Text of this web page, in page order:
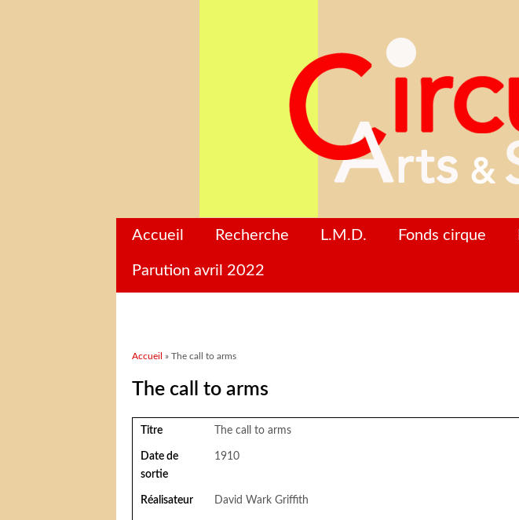
Accueil Recherche L.M.D. Fonds cirque
Parution avril 2022
Vous êtes ici
Accueil » The call to arms
The call to arms
Titre The call to arms
Date de
sortie
1910
Réalisateur David Wark Griffith